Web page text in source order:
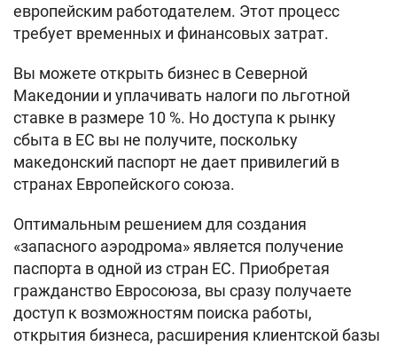
европейским работодателем. Этот процесс
требует временных и финансовых затрат.
Вы можете открыть бизнес в Северной
Македонии и уплачивать налоги по льготной
ставке в размере 10 %. Но доступа к рынку
сбыта в ЕС вы не получите, поскольку
македонский паспорт не дает привилегий в
странах Европейского союза.
Оптимальным решением для создания
«запасного аэродрома» является получение
паспорта в одной из стран ЕС. Приобретая
гражданство Евросоюза, вы сразу получаете
доступ к возможностям поиска работы,
открытия бизнеса, расширения клиентской базы